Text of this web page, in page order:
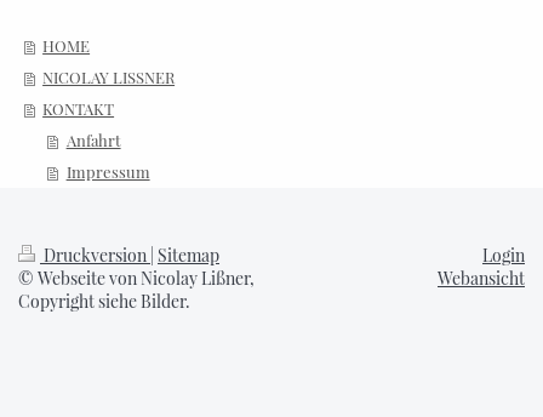
HOME
NICOLAY LISSNER
KONTAKT
Anfahrt
Impressum
Druckversion Sitemap
© Webseite von Nicolay Lißner,
Copyright siehe Bilder.
Login
Webansicht